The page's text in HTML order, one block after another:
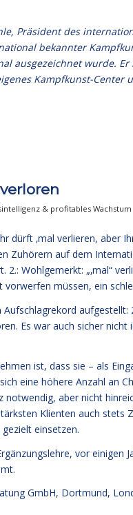
Präsident des
bekannter
ausgezeichnet wurde.
Kampfkunst-Center
& profitables Wachstum
dürft ‚mal verlieren, aber
Zuhörern auf dem
Wohlgemerkt: „‚mal“
müssen, ein
Es war auch sicher nicht
ist, dass sie – als
eine höhere Anzahl an
aber nicht
Klienten auch stets
einsetzen.
vor einigen
GmbH, Dortmund,